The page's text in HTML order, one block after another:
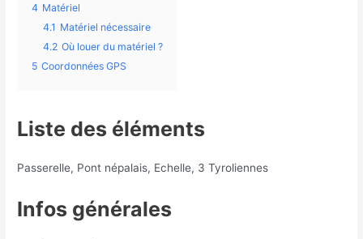
4 Matériel
4.1 Matériel nécessaire
4.2 Où louer du matériel ?
5 Coordonnées GPS
Liste des éléments
Passerelle, Pont népalais, Echelle, 3 Tyroliennes
Infos générales